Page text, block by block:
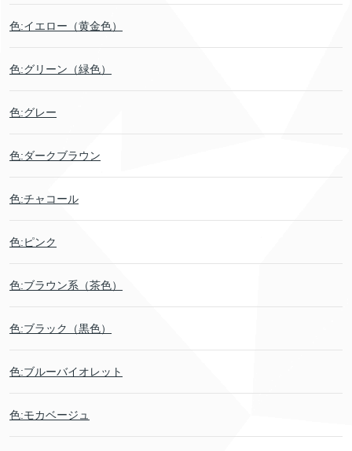
色:イエロー（黄金色）
色:グリーン（緑色）
色:グレー
色:ダークブラウン
色:チャコール
色:ピンク
色:ブラウン系（茶色）
色:ブラック（黒色）
色:ブルーバイオレット
色:モカベージュ